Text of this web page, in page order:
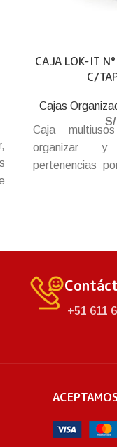
CAJA LOK-IT
C/
Cajas
S/
Caja
organizar
pertenencias
+51 611